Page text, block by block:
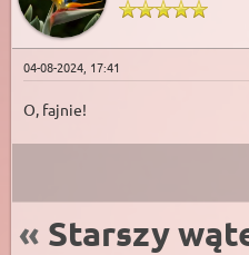
04-08-2024, 17:41
O, fajnie!
« Starszy